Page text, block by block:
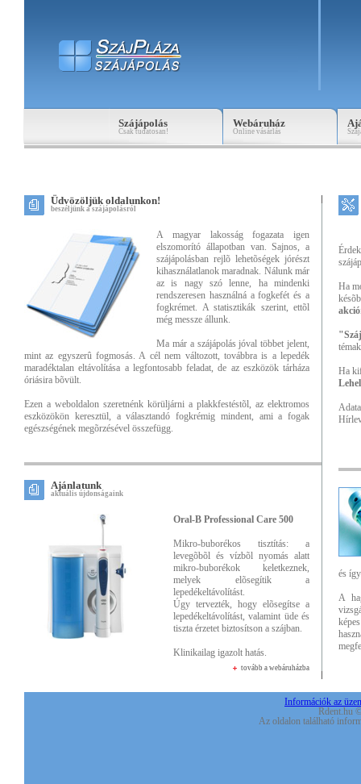
Szájápolás
Csak tudatosan!
Webáruház
Online vásárlás
Üdvözöljük oldalunkon!
beszéljünk a szájápolásról
A magyar lakosság fogazata igen
elszomorító állapotban van. Sajnos, a
szájápolásban rejlõ lehetõségek jórészt
kihasználatlanok maradnak. Nálunk már
az is nagy szó lenne, ha mindenki
rendszeresen használná a fogkefét és a
fogkrémet. A statisztikák szerint, ettõl
még messze állunk.
Ma már a szájápolás jóval többet jelent,
mint az egyszerû fogmosás. A cél nem változott, továbbra is a lepedék
maradéktalan eltávolítása a legfontosabb feladat, de az eszközök tárháza
óriásira bõvült.
Ezen a weboldalon szeretnénk körüljárni a plakkfestéstõl, az elektromos
eszközökön keresztül, a választandó fogkrémig mindent, ami a fogak
egészségének megõrzésével összefügg.
Ajánlatunk
aktuális újdonságaink
Oral-B Professional Care 500
Mikro-buborékos tisztítás: a
levegõbõl és vízbõl nyomás alatt
mikro-buborékok keletkeznek,
melyek elõsegítik a
lepedékeltávolítást.
Úgy tervezték, hogy elõsegítse a
lepedékeltávolítást, valamint üde és
tiszta érzetet biztosítson a szájban.
Klinikailag igazolt hatás.
tovább a webáruházba
Ha
akció
Ha
és
A
Információk az
Rdent.hu
Az oldalon található